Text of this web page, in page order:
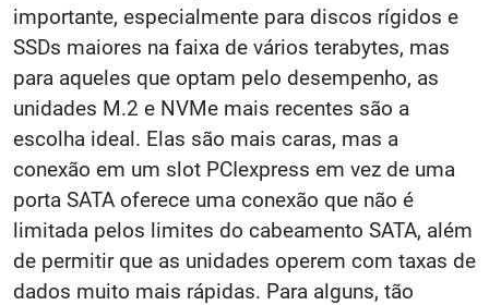
importante, especialmente para discos rígidos e
SSDs maiores na faixa de vários terabytes, mas
para aqueles que optam pelo desempenho, as
unidades M.2 e NVMe mais recentes são a
escolha ideal. Elas são mais caras, mas a
conexão em um slot PCIexpress em vez de uma
porta SATA oferece uma conexão que não é
limitada pelos limites do cabeamento SATA, além
de permitir que as unidades operem com taxas de
dados muito mais rápidas. Para alguns, tão